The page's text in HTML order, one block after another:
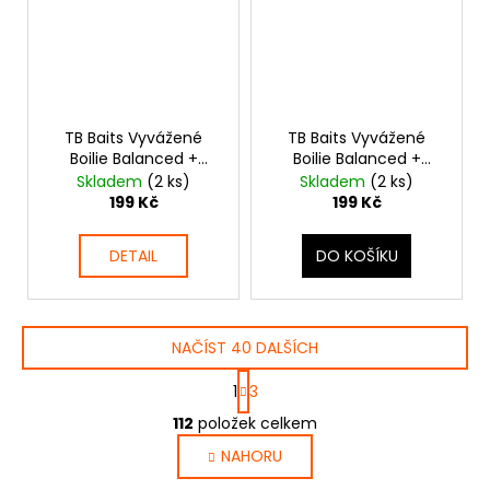
TB Baits Vyvážené
Boilie Balanced +
Atraktor Red Crab 100
g
Skladem (2 ks)
199 Kč
DETAIL
TB Baits Vyvážené
Boilie Balanced +
Atraktor Spice Shrimp
100 g 20-24 mm
Skladem (2 ks)
199 Kč
DO KOŠÍKU
O
v
l
á
NAČÍST 40 DALŠÍCH
S
t
r
á
n
k
1 3
112 položek celkem
NAHORU